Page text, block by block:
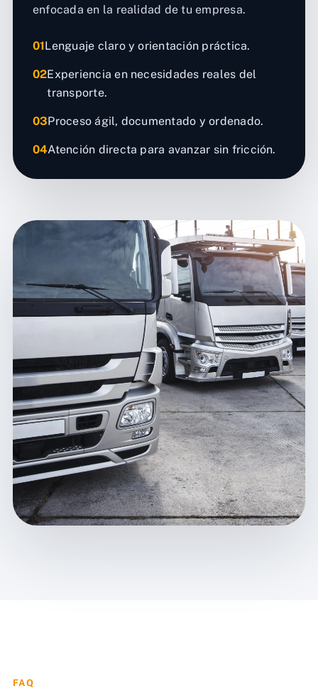
enfocada en la realidad de tu empresa.
01Lenguaje claro y orientación práctica.
02Experiencia en necesidades reales del
transporte.
03Proceso ágil, documentado y ordenado.
04Atención directa para avanzar sin fricción.
FAQ